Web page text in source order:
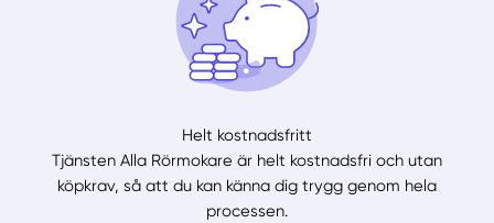
Helt kostnadsfritt
Tjänsten Alla Rörmokare är helt kostnadsfri och utan
köpkrav, så att du kan känna dig trygg genom hela
processen.